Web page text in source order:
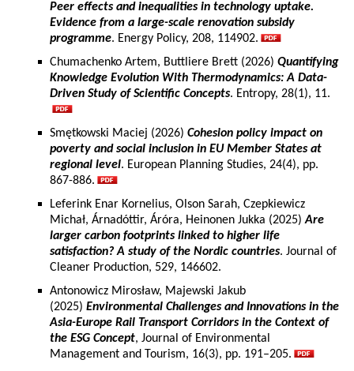
Peer effects and inequalities in technology uptake.
Evidence from a large-scale renovation subsidy
programme. Energy Policy, 208, 114902.
Chumachenko Artem, Buttliere Brett (2026) Quantifying
Knowledge Evolution With Thermodynamics: A Data-
Driven Study of Scientific Concepts. Entropy, 28(1), 11.
Smętkowski Maciej (2026) Cohesion policy impact on
poverty and social inclusion in EU Member States at
regional level. European Planning Studies, 24(4), pp.
867-886.
Leferink Enar Kornelius, Olson Sarah, Czepkiewicz
Michał, Árnadóttir, Áróra, Heinonen Jukka (2025)Are
larger carbon footprints linked to higher life
satisfaction? A study of the Nordic countries. Journal of
Cleaner Production, 529, 146602.
Antonowicz Mirosław, Majewski Jakub
(2025) Environmental Challenges and Innovations in the
Asia-Europe Rail Transport Corridors in the Context of
the ESG Concept, Journal of Environmental
Management and Tourism, 16(3), pp. 191–205.